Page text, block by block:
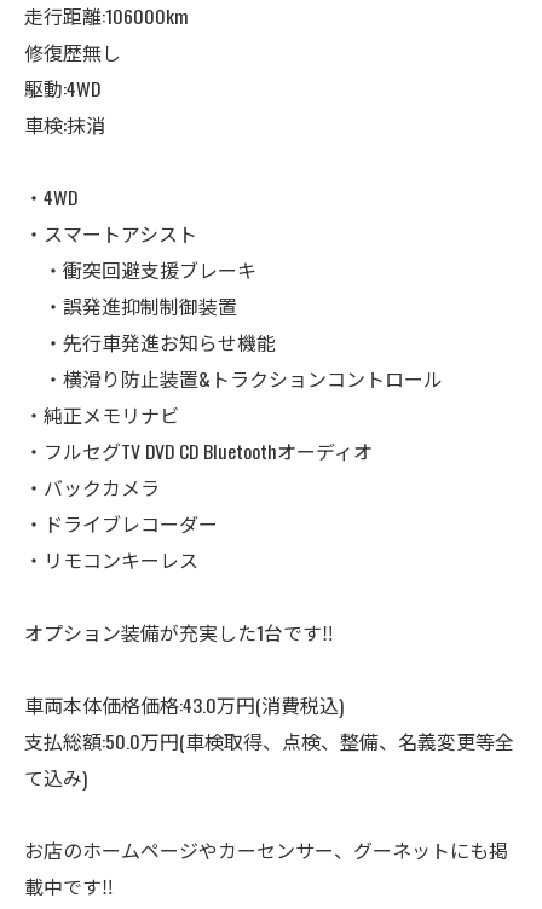
走行距離:106000km
修復歴無し
駆動:4WD
車検:抹消
・4WD
・スマートアシスト
・衝突回避支援ブレーキ
・誤発進抑制制御装置
・先行車発進お知らせ機能
・横滑り防止装置&トラクションコントロール
・純正メモリナビ
・フルセグTV DVD CD Bluetoothオーディオ
・バックカメラ
・ドライブレコーダー
・リモコンキーレス
オプション装備が充実した1台です‼️
車両本体価格価格:43.0万円(消費税込)
支払総額:50.0万円(車検取得、点検、整備、名義変更等全
て込み)
お店のホームページやカーセンサー、グーネットにも掲
載中です‼️